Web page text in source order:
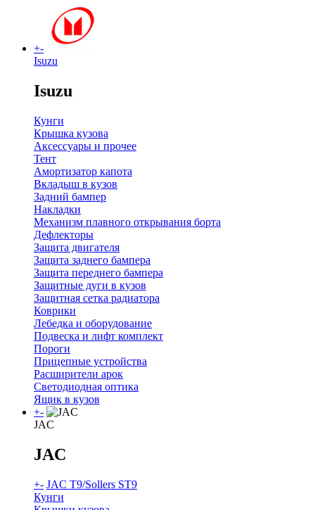
+-
Isuzu
Isuzu
Кунги
Крышка кузова
Аксессуары и прочее
Тент
Амортизатор капота
Вкладыш в кузов
Задний бампер
Накладки
Механизм плавного открывания борта
Дефлекторы
Защита двигателя
Защита заднего бампера
Защита переднего бампера
Защитные дуги в кузов
Защитная сетка радиатора
Коврики
Лебедка и оборудование
Подвеска и лифт комплект
Пороги
Прицепные устройства
Расширители арок
Светодиодная оптика
Ящик в кузов
+-
JAC
JAC
+- JAC T9/Sollers ST9
Кунги